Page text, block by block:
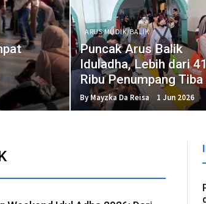
ARUS MUDIK/BALIK
Puncak Arus Balik
Iduladha, Lebih dari
Ribu Penumpang Tiba
Jakarta
By Mayzka Da Reisa 1 Jun 2026